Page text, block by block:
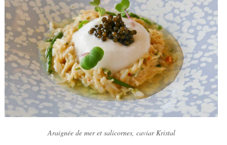
Araignée de mer et salicornes, caviar Kristal